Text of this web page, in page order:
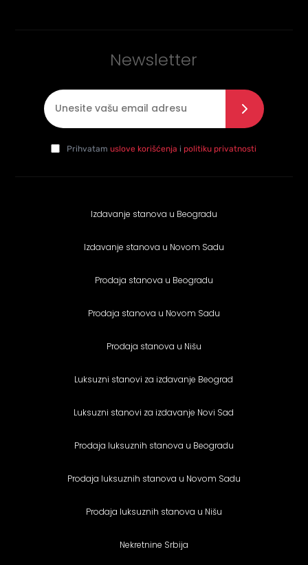
Newsletter
Slažem se sa politikom privatnosti*
daPrihvatamuslove korišćenja i politiku privatnosti
Izdavanje stanova u Beogradu
Izdavanje stanova u Novom Sadu
Prodaja stanova u Beogradu
Prodaja stanova u Novom Sadu
Prodaja stanova u Nišu
Luksuzni stanovi za izdavanje Beograd
Luksuzni stanovi za izdavanje Novi Sad
Prodaja luksuznih stanova u Beogradu
Prodaja luksuznih stanova u Novom Sadu
Prodaja luksuznih stanova u Nišu
Nekretnine Srbija